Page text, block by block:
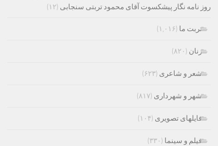
روز نامه نگار پیشکسوت آقای محمود تربتی سنجابی (۱۲)
تربت ما (۱,۰۱۶)
زنان (۸۲۰)
شعر و شاعری (۶۲۳)
شهر و شهرداری (۸۱۷)
فایلهای تصویری (۱۰۴)
فیلم و سینما (۳۳۰)